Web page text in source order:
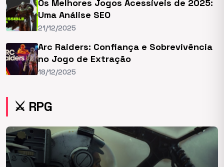
Os Melhores Jogos Acessíveis de 2025:
Uma Análise SEO
21/12/2025
Arc Raiders: Confiança e Sobrevivência
no Jogo de Extração
18/12/2025
⚔️ RPG